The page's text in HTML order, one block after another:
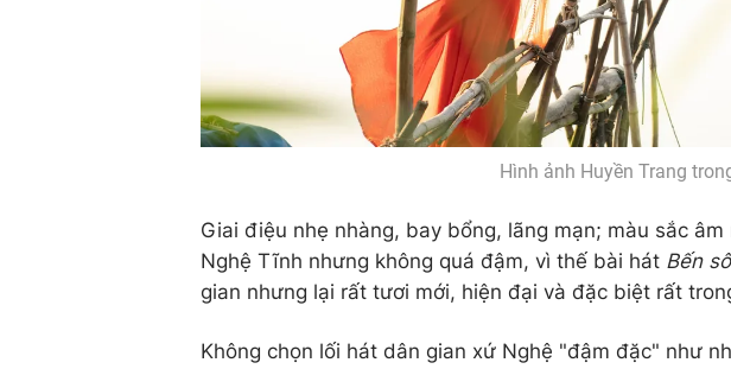
Hình ảnh Huyền Trang
Giai điệu nhẹ nhàng, bay bổng, lãng mạn; màu sắc
Nghệ Tĩnh nhưng không quá đậm, vì thế bài hát Bến
gian nhưng lại rất tươi mới, hiện đại và đặc biệt rất
Không chọn lối hát dân gian xứ Nghệ "đậm đặc" như